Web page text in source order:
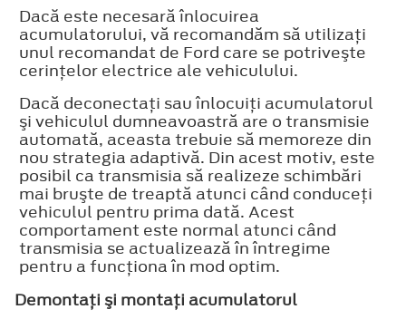
Dacă este necesară înlocuirea
acumulatorului, vă recomandăm să utilizaţi
unul recomandat de Ford care se potriveşte
cerinţelor electrice ale vehiculului.
Dacă deconectaţi sau înlocuiţi acumulatorul
şi vehiculul dumneavoastră are o transmisie
automată, aceasta trebuie să memoreze din
nou strategia adaptivă. Din acest motiv, este
posibil ca transmisia să realizeze schimbări
mai bruşte de treaptă atunci când conduceţi
vehiculul pentru prima dată. Acest
comportament este normal atunci când
transmisia se actualizează în întregime
pentru a funcţiona în mod optim.
Demontaţi şi montaţi acumulatorul